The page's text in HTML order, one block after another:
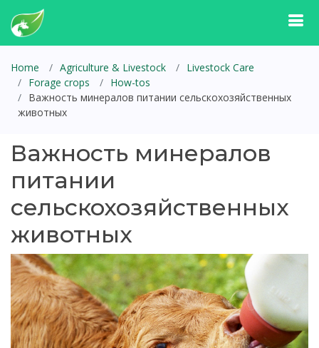
Home Agriculture & Livestock
Livestock Care
Forage crops
How-tos
Важность минералов питании сельскохозяйственных
животных
Важность минералов
питании
сельскохозяйственных
животных